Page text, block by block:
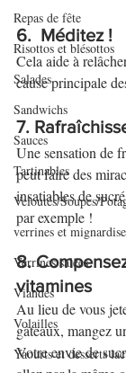
Repas de fête
Risottos et blésottos
Salades
Sandwichs
Sauces
Tartinables
Veloutés/Soupes/
verrines et
Verrines salées
Viandes
Volailles
Yaourts et desserts
6.  Méditez !
Cela aide à
cause principale
7.
Une sensation de
peut faire des
insatiables de
par exemple !
8.
vitamines
Au lieu de vous
gâteaux, mangez
Votre envie de